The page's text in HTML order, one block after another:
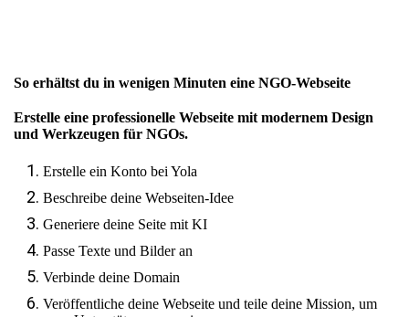
So erhältst du in wenigen Minuten eine NGO-Webseite
Erstelle eine professionelle Webseite mit modernem Design
und Werkzeugen für NGOs.
Erstelle ein Konto bei Yola
Beschreibe deine Webseiten-Idee
Generiere deine Seite mit KI
Passe Texte und Bilder an
Verbinde deine Domain
Veröffentliche deine Webseite und teile deine Mission, um